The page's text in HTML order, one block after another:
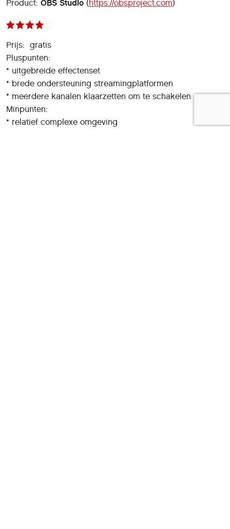
Product: OBS Studio (https://obsproject.com)
Prijs: gratis
Pluspunten:
* uitgebreide effectenset
* brede ondersteuning streamingplatformen
* meerdere kanalen klaarzetten om te schakelen
Minpunten:
* relatief complexe omgeving